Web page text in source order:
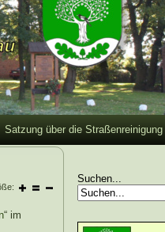
Satzung über die Straßenreinigung
“ im
Suchen...